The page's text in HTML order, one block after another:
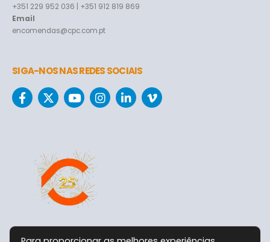
+351 229 952 036 | +351 912 819 869
Email
encomendas@cpc.com.pt
SIGA-NOS NAS REDES SOCIAIS